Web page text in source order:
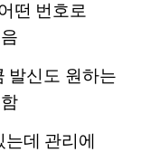
떤 번호로
발신도 원하는
데 관리에